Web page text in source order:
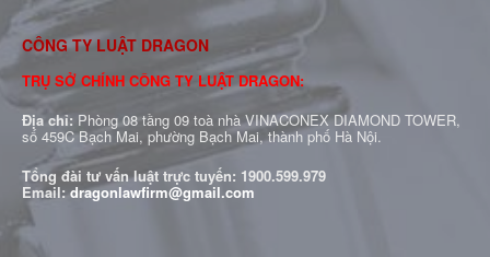
CÔNG TY LUẬT DRAGON
TRỤ SỞ CHÍNH CÔNG TY LUẬT DRAGON:
Địa chỉ: Phòng 08 tầng 09 toà nhà VINACONEX DIAMOND TOWER,
số 459C Bạch Mai, phường Bạch Mai, thành phố Hà Nội.
Tổng đài tư vấn luật trực tuyến: 1900.599.979
Email:dragonlawfirm@gmail.com